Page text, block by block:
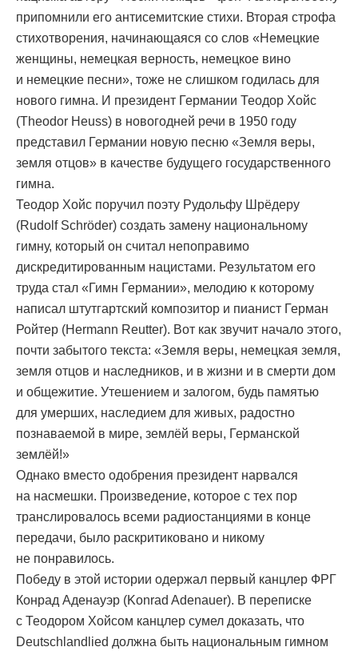
припомнили его антисемитские стихи. Вторая строфа
стихотворения, начинающаяся со слов «Немецкие
женщины, немецкая верность, немецкое вино
и немецкие песни», тоже не слишком годилась для
нового гимна. И президент Германии Теодор Хойс
(Theodor Heuss) в новогодней речи в 1950 году
представил Германии новую песню «Земля веры,
земля отцов» в качестве будущего государственного
гимна.
Теодор Хойс поручил поэту Рудольфу Шрёдеру
(Rudolf Schröder) создать замену национальному
гимну, который он считал непоправимо
дискредитированным нацистами. Результатом его
труда стал «Гимн Германии», мелодию к которому
написал штутгартский композитор и пианист Герман
Ройтер (Hermann Reutter). Вот как звучит начало этого,
почти забытого текста: «Земля веры, немецкая земля,
земля отцов и наследников, и в жизни и в смерти дом
и общежитие. Утешением и залогом, будь памятью
для умерших, наследием для живых, радостно
познаваемой в мире, землёй веры, Германской
землёй!»
Однако вместо одобрения президент нарвался
на насмешки. Произведение, которое с тех пор
транслировалось всеми радиостанциями в конце
передачи, было раскритиковано и никому
не понравилось.
Победу в этой истории одержал первый канцлер ФРГ
Конрад Аденауэр (Konrad Adenauer). В переписке
с Теодором Хойсом канцлер сумел доказать, что
Deutschlandlied должна быть национальным гимном